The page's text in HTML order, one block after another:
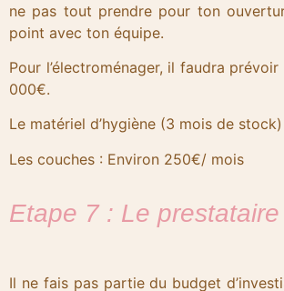
ne pas tout prendre pour ton
point avec ton équipe.
Pour l’électroménager, il faudra
000€.
Le matériel d’hygiène (3 mois de
Les couches : Environ 250€/ mois
Etape 7 : Le
Il ne fais pas partie du budget